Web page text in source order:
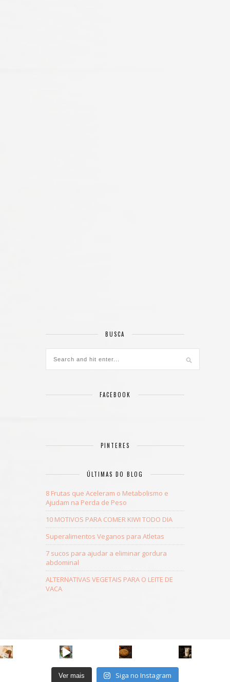
BUSCA
FACEBOOK
PINTERES
ÚLTIMAS DO BLOG
8 Frutas que Aceleram o Metabolismo e
Ajudam na Perda de Peso
10 MOTIVOS PARA COMER KIWI TODO DIA
Superalimentos Veganos para Atletas
7 sucos para ajudar a eliminar gordura
abdominal
ALTERNATIVAS VEGETAIS PARA O LEITE DE
VACA
Ver mais Siga no Instagram